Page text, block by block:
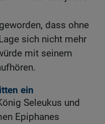
dass ohne
sich nicht mehr
mit seinem
ein
Seleukus und
Epiphanes